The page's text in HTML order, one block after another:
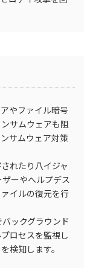
やファイル暗号
サムウェアも阻
サムウェア対策
れたり八イジャ
ーやへルプデス
イルの復元を行
ックグラウンド
ロセスを監視し
検知します。